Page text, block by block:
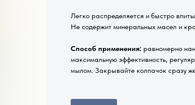
Легко распределяется и быстро
Не содержит минеральных масел и
Способ применения: равномерно
максимальную эффективность,
мылом. Закрывайте колпачок сразу